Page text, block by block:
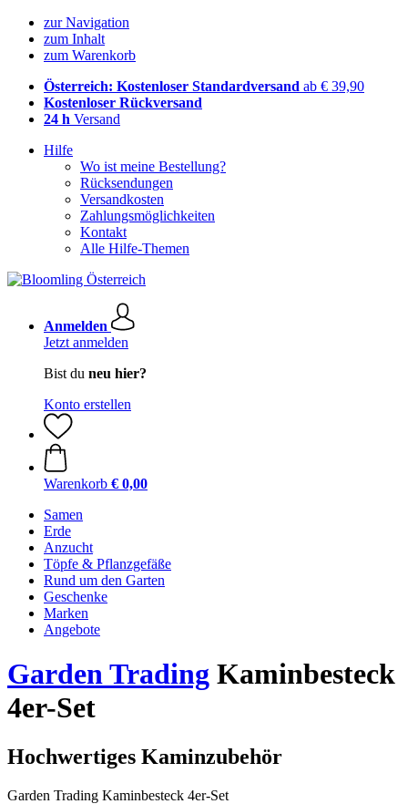
zur Navigation
zum Inhalt
zum Warenkorb
Österreich: Kostenloser Standardversand ab € 39,90
Kostenloser Rückversand
24 h Versand
Hilfe
Wo ist meine Bestellung?
Rücksendungen
Versandkosten
Zahlungsmöglichkeiten
Kontakt
Alle Hilfe-Themen
Anmelden
Jetzt anmelden
Bist du neu hier?
Konto erstellen
Warenkorb € 0,00
Samen
Erde
Anzucht
Töpfe & Pflanzgefäße
Rund um den Garten
Geschenke
Marken
Angebote
Garden Trading Kaminbesteck
4er-Set
Hochwertiges Kaminzubehör
Garden Trading Kaminbesteck 4er-Set